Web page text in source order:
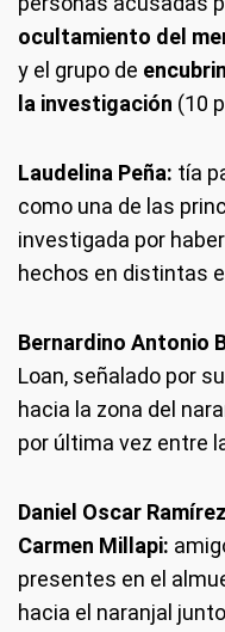
ocultamiento del
y el grupo de
la investigación (10
Laudelina Peña: tía
como una de las
investigada por
hechos en distintas
Bernardino Antonio
Loan, señalado por
hacia la zona del
por última vez entre
Daniel Oscar
Carmen Millapi:
presentes en el
hacia el naranjal